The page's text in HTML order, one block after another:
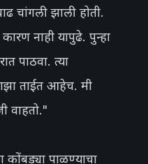
चांगली झाली होती.
नाही यापुढे. पुन्हा
पाठवा. त्या
ताईत आहेच. मी
वाहतो."
कोंबड्या पाळण्याचा